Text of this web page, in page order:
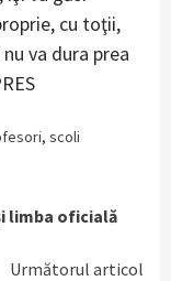
cu toţii,
va dura prea
, scoli
limba oficială
Următorul articol